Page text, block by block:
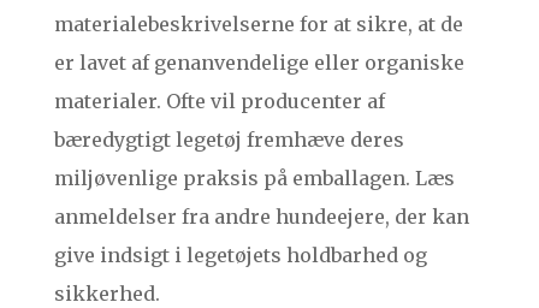
materialebeskrivelserne for at sikre, at de
er lavet af genanvendelige eller organiske
materialer. Ofte vil producenter af
bæredygtigt legetøj fremhæve deres
miljøvenlige praksis på emballagen. Læs
anmeldelser fra andre hundeejere, der kan
give indsigt i legetøjets holdbarhed og
sikkerhed.